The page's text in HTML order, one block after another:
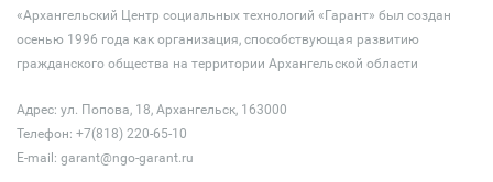
«Архангельский Центр социальных технологий «Гарант» был создан
осенью 1996 года как организация, способствующая развитию
гражданского общества на территории Архангельской области
Адрес: ул. Попова, 18, Архангельск, 163000
Телефон: +7(818) 220-65-10
E-mail: garant@ngo-garant.ru